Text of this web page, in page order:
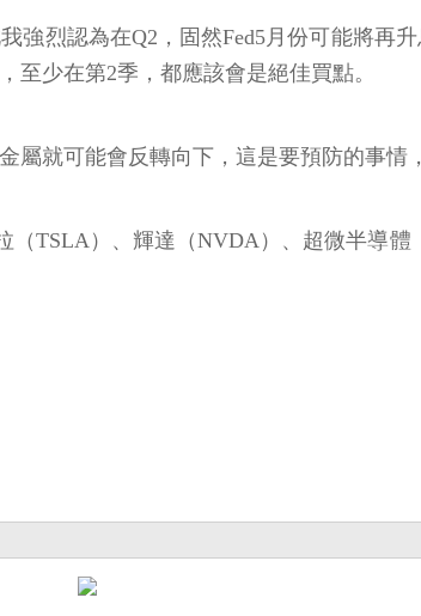
烈認為在Q2，固然Fed5月份可能將再
少在第2季，都應該會是絕佳買點。
就可能會反轉向下，這是要預防的事情
（TSLA）、輝達（NVDA）、超微半導